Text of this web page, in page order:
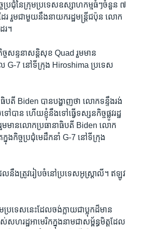
ប្រជុំ​នៃ​ក្រុម​ប្រទេស​ឧស្សាហកម្ម​ធំៗ​ចំនួន​ ៧
រ រួម​ជាមួយ​នឹង​នាយក​រដ្ឋមន្ត្រី​ជប៉ុន​ លោក
រ។
ច​សន្ទនា​សន្តិសុខ Quad រួម​មាន​
G-7 នៅ​ទីក្រុង Hiroshima ប្រទេស​
តី Biden បាន​បង្ហាញ​ថា លោក​ទន្ទឹង​រង់
ាន ហើយ​ខ្ញុំ​នឹង​ទៅ​ធ្វើ​ទស្សនកិច្ច​ផ្លូវ​រដ្ឋ​
រួម​មាន​លោក​ប្រធានាធិបតី Biden លោក​
ក្នុង​កិច្ចប្រជុំ​មេដឹកនាំ G-7 នៅ​ទីក្រុង
ង​ត្រូវ​រៀបចំ​នៅ​ប្រទេស​អូស្ត្រាលី។ ឥឡូវ​
ប្រទេស​នេះ​ដែល​ចង់​ក្លាយ​ជា​ប្លុក​ដ៏​មាន​
ហរដ្ឋអាមេរិក​ក្នុង​នាម​ជា​សម្ព័ន្ធមិត្ត​ដែល​